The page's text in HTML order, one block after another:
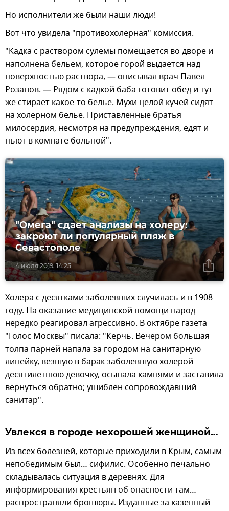
Но исполнители же были наши люди!
Вот что увидела "противохолерная" комиссия.
"Кадка с раствором сулемы помещается во дворе и
наполнена бельем, которое горой выдается над
поверхностью раствора, — описывал врач Павел
Розанов. — Рядом с кадкой баба готовит обед и тут
же стирает какое-то белье. Мухи целой кучей сидят
на холерном белье. Приставленные братья
милосердия, несмотря на предупреждения, едят и
пьют в комнате больной".
4 июля 2019, 14:25
"Омега" сдает анализы на холеру:
закроют ли популярный пляж в
Севастополе
Холера с десятками заболевших случилась и в 1908
году. На оказание медицинской помощи народ
нередко реагировал агрессивно. В октябре газета
"Голос Москвы" писала: "Керчь. Вечером большая
толпа парней напала за городом на санитарную
линейку, везшую в барак заболевшую холерой
десятилетнюю девочку, осыпала камнями и заставила
вернуться обратно; ушиблен сопровождавший
санитар".
Увлекся в городе нехорошей женщиной…
Из всех болезней, которые приходили в Крым, самым
непобедимым был… сифилис. Особенно печально
складывалась ситуация в деревнях. Для
информирования крестьян об опасности там…
распространяли брошюры. Изданные за казенный